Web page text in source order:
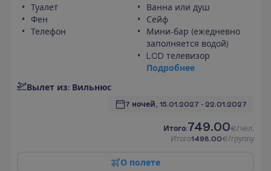
Туалет
Фен
Телефон
Ванна или душ
Сейф
Мини-бар (ежедневно
заполняется водой)
LCD телевизор
Подробнее
Вылет из: Вильнюс
7 ночей, 15.01.2027 - 22.01.2027
И того:749.00€/чел.
Итого1498.00€/группу
О полете